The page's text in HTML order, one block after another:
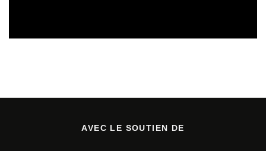
AVEC LE SOUTIEN DE